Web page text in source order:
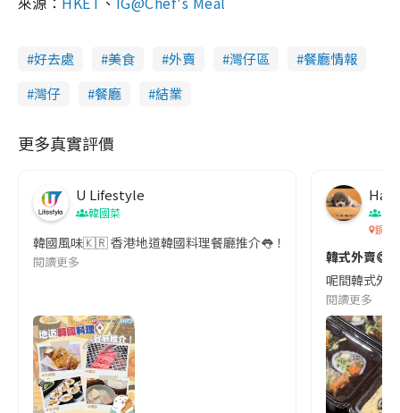
好去處 美食 外賣 灣仔區
餐廳情報
灣仔
餐廳 結業
更多真實評價
U Lifestyle
韓國菜
韓國風味🇰🇷 香港地道韓國料理餐廳推介👅！ 2023年有唔少韓國
閱讀更多
銅鑼
韓式外賣😋
呢間韓式外
閱讀更多